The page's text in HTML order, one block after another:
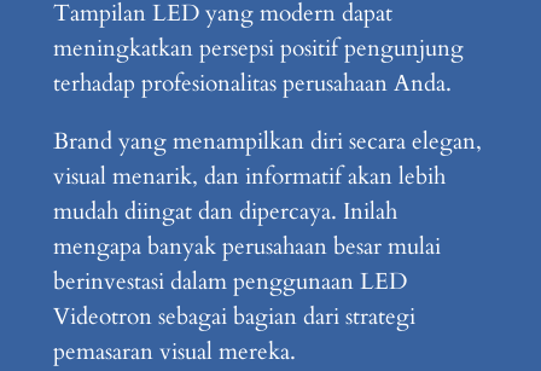
Tampilan LED yang modern dapat
meningkatkan persepsi positif pengunjung
terhadap profesionalitas perusahaan Anda.
Brand yang menampilkan diri secara elegan,
visual menarik, dan informatif akan lebih
mudah diingat dan dipercaya. Inilah
mengapa banyak perusahaan besar mulai
berinvestasi dalam penggunaan LED
Videotron sebagai bagian dari strategi
pemasaran visual mereka.